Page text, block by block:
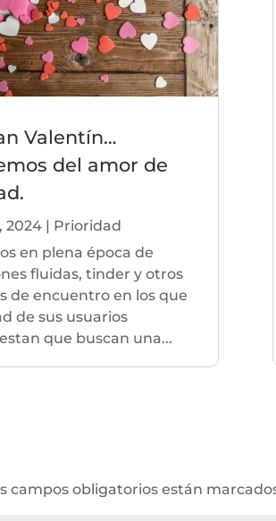
Valentín…
del amor de
2024| Prioridad
en plena época de
fluidas, tinder y otros
de encuentro en los que
de sus usuarios
que buscan una...
campos obligatorios están